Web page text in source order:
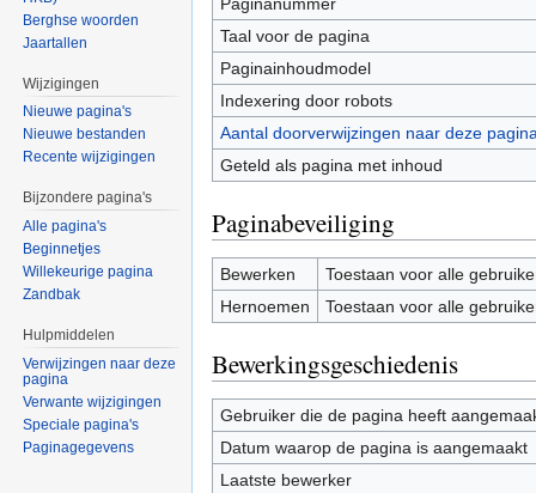
Taal voor de pagina
Paginainhoudmodel
Indexering door robots
Aantal doorverwijzingen naar deze
Geteld als pagina met inhoud
Paginabeveiliging
Bewerken
Toestaan voor alle
Hernoemen
Toestaan voor alle
Bewerkingsgeschiedenis
Gebruiker die de pagina heeft
Datum waarop de pagina is aangemaakt
Laatste bewerker
Berghse woorden
Jaartallen
Wijzigingen
Nieuwe pagina's
Nieuwe bestanden
Recente wijzigingen
Bijzondere pagina's
Alle pagina's
Beginnetjes
Willekeurige pagina
Zandbak
Hulpmiddelen
Verwijzingen naar deze
pagina
Verwante wijzigingen
Speciale pagina's
Paginagegevens